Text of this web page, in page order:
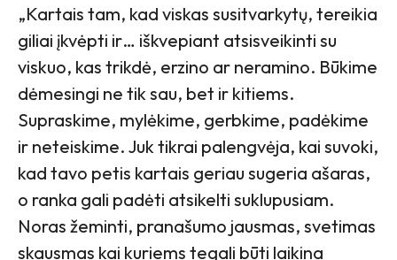
„Kartais tam, kad viskas susitvarkytų, tereikia
giliai įkvėpti ir… iškvepiant atsisveikinti su
viskuo, kas trikdė, erzino ar neramino. Būkime
dėmesingi ne tik sau, bet ir kitiems.
Supraskime, mylėkime, gerbkime, padėkime
ir neteiskime. Juk tikrai palengvėja, kai suvoki,
kad tavo petis kartais geriau sugeria ašaras,
o ranka gali padėti atsikelti suklupusiam.
Noras žeminti, pranašumo jausmas, svetimas
skausmas kai kuriems tegali būti laikina